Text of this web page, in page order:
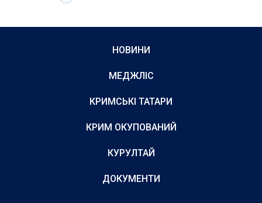
НОВИНИ
МЕДЖЛІС
КРИМСЬКІ ТАТАРИ
КРИМ ОКУПОВАНИЙ
КУРУЛТАЙ
ДОКУМЕНТИ